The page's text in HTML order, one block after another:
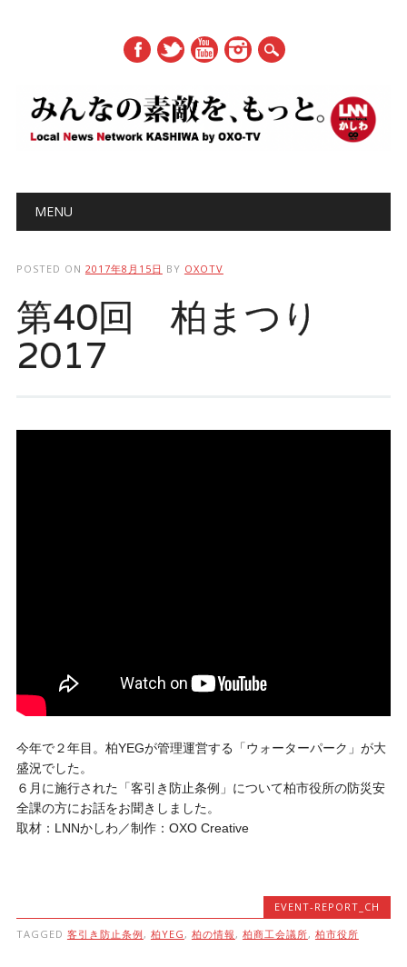
Main menu
MENU
POSTED ON 2017年8月15日 BY OXOTV
第40回 柏まつり
2017
今年で２年目。柏YEGが管理運営する「ウォーターパーク」が大
盛況でした。
６月に施行された「客引き防止条例」について柏市役所の防災安
全課の方にお話をお聞きしました。
取材：LNNかしわ／制作：OXO Creative
EVENT-REPORT_CH
TAGGED 客引き防止条例 , 柏YEG , 柏の情報 , 柏商工会議所, 柏市役所